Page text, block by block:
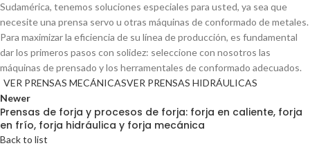
Sudamérica, tenemos soluciones especiales para usted, ya sea que
necesite una prensa servo u otras máquinas de conformado de metales.
Para maximizar la eficiencia de su línea de producción, es fundamental
dar los primeros pasos con solidez: seleccione con nosotros las
máquinas de prensado y los herramentales de conformado adecuados.
VER PRENSAS MECÁNICASVER PRENSAS HIDRÁULICAS
Newer
Prensas de forja y procesos de forja: forja en caliente, forja
en frío, forja hidráulica y forja mecánica
Back to list